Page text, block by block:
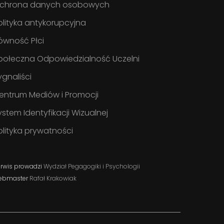
danych osobowych
antykorupcyjna
Płci
Odpowiedzialność Uczelni
Mediów i Promocji
Identyfikacji Wizualnej
prywatności
prowadzi Wydział Pegagogiki i Psychologii
Rafał Krakowiak